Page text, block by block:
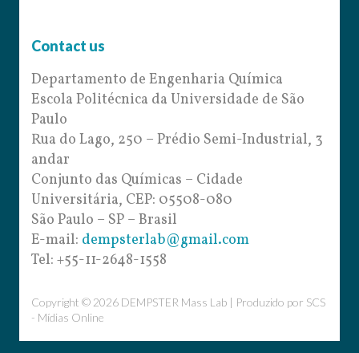
Contact us
Departamento de Engenharia Química
Escola Politécnica da Universidade de São
Paulo
Rua do Lago, 250 – Prédio Semi-Industrial, 3
andar
Conjunto das Químicas – Cidade
Universitária, CEP: 05508-080
São Paulo – SP – Brasil
E-mail: dempsterlab@gmail.com
Tel: +55-11-2648-1558
Copyright © 2026 DEMPSTER Mass Lab | Produzido por SCS
- Mídias Online